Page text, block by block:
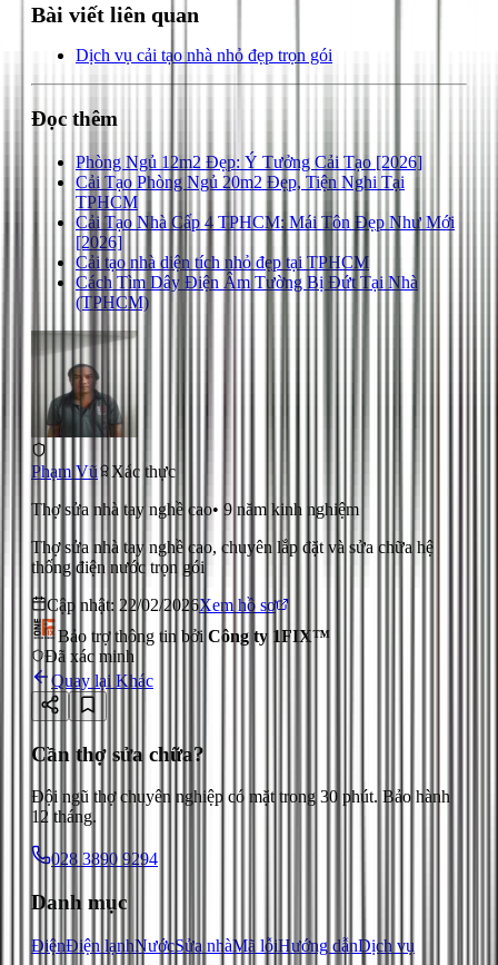
Bài viết liên quan
Dịch vụ cải tạo nhà nhỏ đẹp trọn gói
Đọc thêm
Phòng Ngủ 12m2 Đẹp: Ý Tưởng Cải Tạo [2026]
Cải Tạo Phòng Ngủ 20m2 Đẹp, Tiện Nghi Tại
TPHCM
Cải Tạo Nhà Cấp 4 TPHCM: Mái Tôn Đẹp Như Mới
[2026]
Cải tạo nhà diện tích nhỏ đẹp tại TPHCM
Cách Tìm Dây Điện Âm Tường Bị Đứt Tại Nhà
(TPHCM)
Phạm Vũ
Xác thực
Thợ sửa nhà tay nghề cao• 9 năm kinh nghiệm
Thợ sửa nhà tay nghề cao, chuyên lắp đặt và sửa chữa hệ
thống điện nước trọn gói
Cập nhật: 22/02/2026Xem hồ sơ
Bảo trợ thông tin bởi Công ty 1FIX™
Đã xác minh
Quay lại Khác
Cần thợ sửa chữa?
Đội ngũ thợ chuyên nghiệp có mặt trong 30 phút. Bảo hành
12 tháng.
028 3890 9294
Danh mục
ĐiệnĐiện lạnhNướcSửa nhàMã lỗiHướng dẫnDịch vụ